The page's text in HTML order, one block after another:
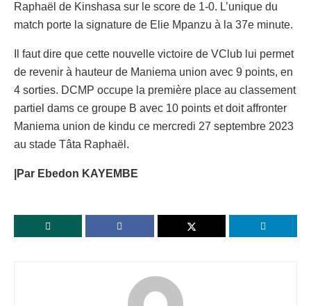
Raphaël de Kinshasa sur le score de 1-0. L’unique du
match porte la signature de Elie Mpanzu à la 37e minute.
Il faut dire que cette nouvelle victoire de VClub lui permet
de revenir à hauteur de Maniema union avec 9 points, en
4 sorties. DCMP occupe la première place au classement
partiel dams ce groupe B avec 10 points et doit affronter
Maniema union de kindu ce mercredi 27 septembre 2023
au stade Tâta Raphaël.
|Par Ebedon KAYEMBE